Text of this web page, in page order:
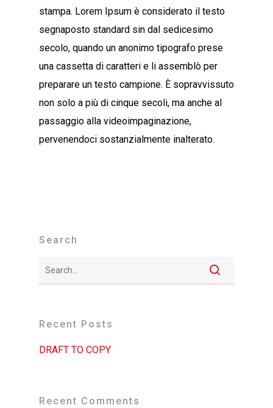
stampa. Lorem Ipsum è considerato il testo
segnaposto standard sin dal sedicesimo
secolo, quando un anonimo tipografo prese
una cassetta di caratteri e li assemblò per
preparare un testo campione. È sopravvissuto
non solo a più di cinque secoli, ma anche al
passaggio alla videoimpaginazione,
pervenendoci sostanzialmente inalterato.
Search
Recent Posts
DRAFT TO COPY
Recent Comments